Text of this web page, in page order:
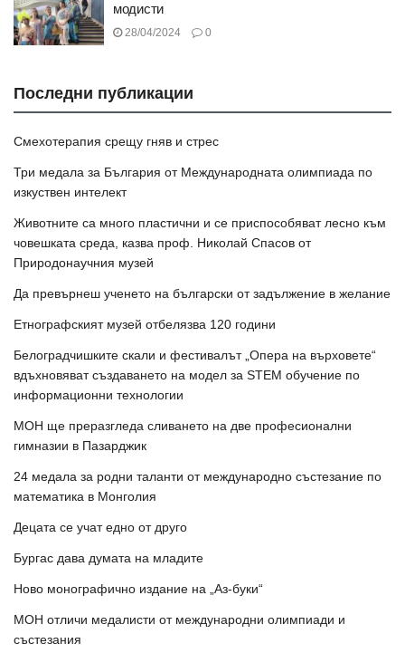
модисти
28/04/2024 0
Последни публикации
Смехотерапия срещу гняв и стрес
Три медала за България от Международната олимпиада по
изкуствен интелект
Животните са много пластични и се приспособяват лесно към
човешката среда, казва проф. Николай Спасов от
Природонаучния музей
Да превърнеш ученето на български от задължение в желание
Етнографският музей отбелязва 120 години
Белоградчишките скали и фестивалът „Опера на върховете“
вдъхновяват създаването на модел за STEM обучение по
информационни технологии
МОН ще преразгледа сливането на две професионални
гимназии в Пазарджик
24 медала за родни таланти от международно състезание по
математика в Монголия
Децата се учат едно от друго
Бургас дава думата на младите
Ново монографично издание на „Аз-буки“
МОН отличи медалисти от международни олимпиади и
състезания